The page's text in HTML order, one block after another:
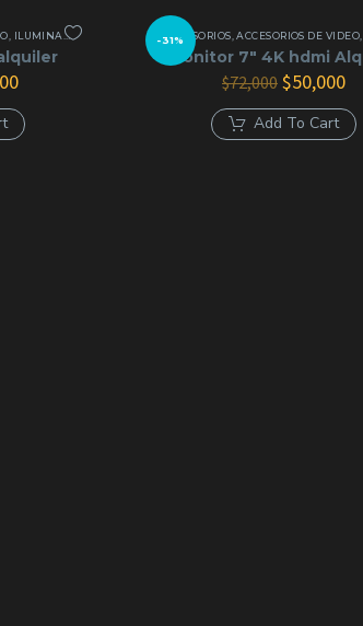
ILUMINACIÓN CONTINUA
El
actual
es:
-31%
ACCESORIOS ,ACCESORIOS DE VIDEO,
Monitor 7″ 4K hdmi
$72,000 El
precio
original
era:
$50,000El
es:
Add To Cart